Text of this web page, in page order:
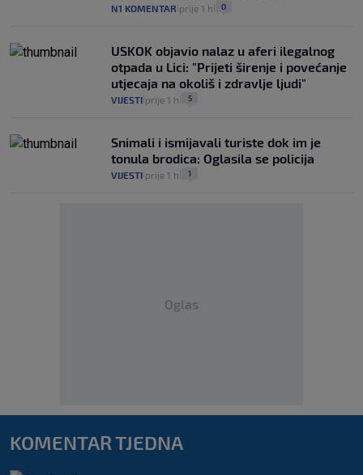
N1 KOMENTAR prije 1 h 0
USKOK objavio nalaz u aferi ilegalnog
otpada u Lici: "Prijeti širenje i povećanje
utjecaja na okoliš i zdravlje ljudi"
VIJESTI prije 1 h 5
Snimali i ismijavali turiste dok im je
tonula brodica: Oglasila se policija
VIJESTI prije 1 h 1
Oglas
KOMENTAR TJEDNA